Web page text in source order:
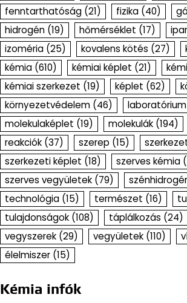
fenntarthatóság (21) fizika (40)
hidrogén (19) hőmérséklet (17) ipar
izoméria (25) kovalens kötés (27)
kémia (610) kémiai képlet (21)
kémiai szerkezet (19) képlet (62)
környezetvédelem (46) laboratórium
molekulaképlet (19) molekulák (194)
reakciók (37) szerep (15)
szerkezeti képlet (18) szerves kémia
szerves vegyületek (79)
technológia (15) természet (16)
tulajdonságok (108) táplálkozás (24)
vegyszerek (29) vegyületek (110)
élelmiszer (15)
Kémia infók